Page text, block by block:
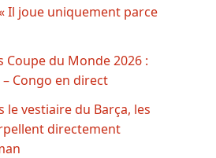
Il joue uniquement parce
Coupe du Monde 2026 :
Congo en direct
le vestiaire du Barça, les
directement